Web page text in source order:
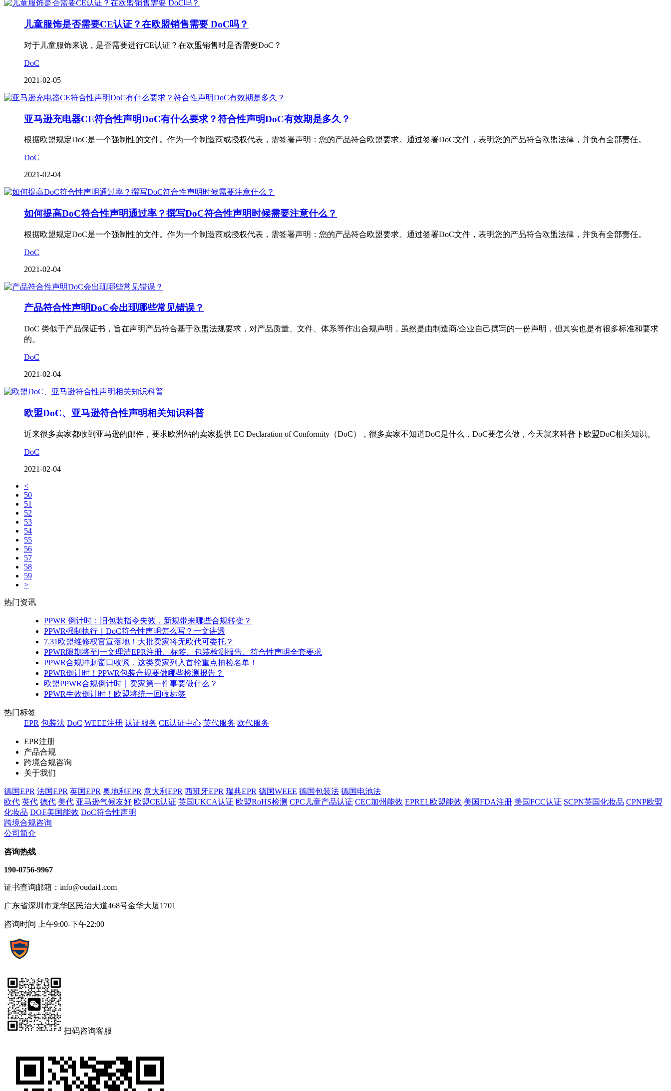
儿童服饰是否需要CE认证？在欧盟销售需要 DoC吗？
对于儿童服饰来说，是否需要进行CE认证？在欧盟销售时是否需要DoC？
DoC
2021-02-05
亚马逊充电器CE符合性声明DoC有什么要求？符合性声明DoC有效期是多久？
根据欧盟规定DoC是一个强制性的文件。作为一个制造商或授权代表，需签署声明：您的产品符合欧盟要求。通过签署DoC文件，表明您的产品符合欧盟法律，并负有全部责任。
DoC
2021-02-04
如何提高DoC符合性声明通过率？撰写DoC符合性声明时候需要注意什么？
根据欧盟规定DoC是一个强制性的文件。作为一个制造商或授权代表，需签署声明：您的产品符合欧盟要求。通过签署DoC文件，表明您的产品符合欧盟法律，并负有全部责任。
DoC
2021-02-04
产品符合性声明DoC会出现哪些常见错误？
DoC 类似于产品保证书，旨在声明产品符合基于欧盟法规要求，对产品质量、文件、体系等作出合规声明，虽然是由制造商/企业自己撰写的一份声明，但其实也是有很多标准和要求
的。
DoC
2021-02-04
欧盟DoC、亚马逊符合性声明相关知识科普
近来很多卖家都收到亚马逊的邮件，要求欧洲站的卖家提供 EC Declaration of Conformity（DoC），很多卖家不知道DoC是什么，DoC要怎么做，今天就来科普下欧盟DoC相关知识。
DoC
2021-02-04
<
50
51
52
53
54
55
56
57
58
59
>
热门资讯
PPWR 倒计时：旧包装指令失效，新规带来哪些合规转变？
PPWR强制执行｜DoC符合性声明怎么写？一文讲透
7.31欧盟维修权官宣落地！大批卖家将无欧代可委托？
PPWR限期将至|一文理清EPR注册、标签、包装检测报告、符合性声明全套要求
PPWR合规冲刺窗口收紧，这类卖家列入首轮重点抽检名单！
PPWR倒计时！PPWR包装合规要做哪些检测报告？
欧盟PPWR合规倒计时｜卖家第一件事要做什么？
PPWR生效倒计时！欧盟将统一回收标签
热门标签
EPR 包装法 DoC WEEE注册 认证服务 CE认证中心 英代服务 欧代服务
EPR注册
产品合规
跨境合规咨询
关于我们
德国EPR 法国EPR 英国EPR 奥地利EPR 意大利EPR 西班牙EPR 瑞典EPR 德国WEEE 德国包装法 德国电池法
欧代 英代 德代 美代 亚马逊气候友好 欧盟CE认证 英国UKCA认证 欧盟RoHS检测 CPC儿童产品认证 CEC加州能效 EPREL欧盟能效 美国FDA注册 美国FCC认证 SCPN英国化妆品 CPNP欧盟
化妆品 DOE美国能效 DoC符合性声明
跨境合规咨询
公司简介
咨询热线
190-0756-9967
证书查询邮箱：info@oudai1.com
广东省深圳市龙华区民治大道468号金华大厦1701
咨询时间 上午9:00-下午22:00
扫码咨询客服